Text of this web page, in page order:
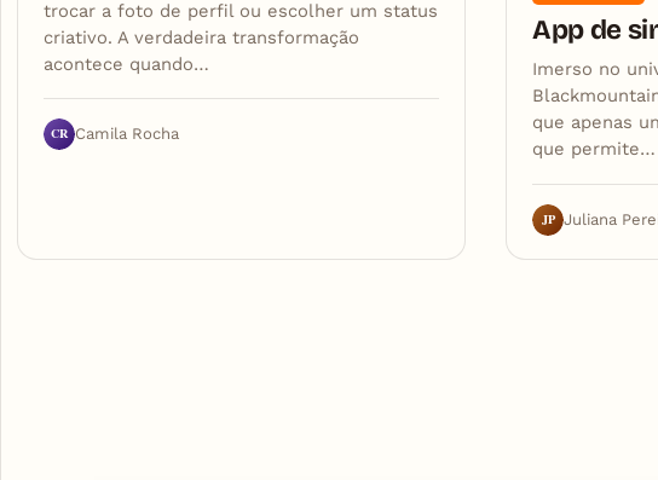
trocar a foto de perfil ou escolher um status
criativo. A verdadeira transformação
acontece quando…
CR Camila Rocha
App de
Imerso no
que apenas
que permite…
JP Juliana